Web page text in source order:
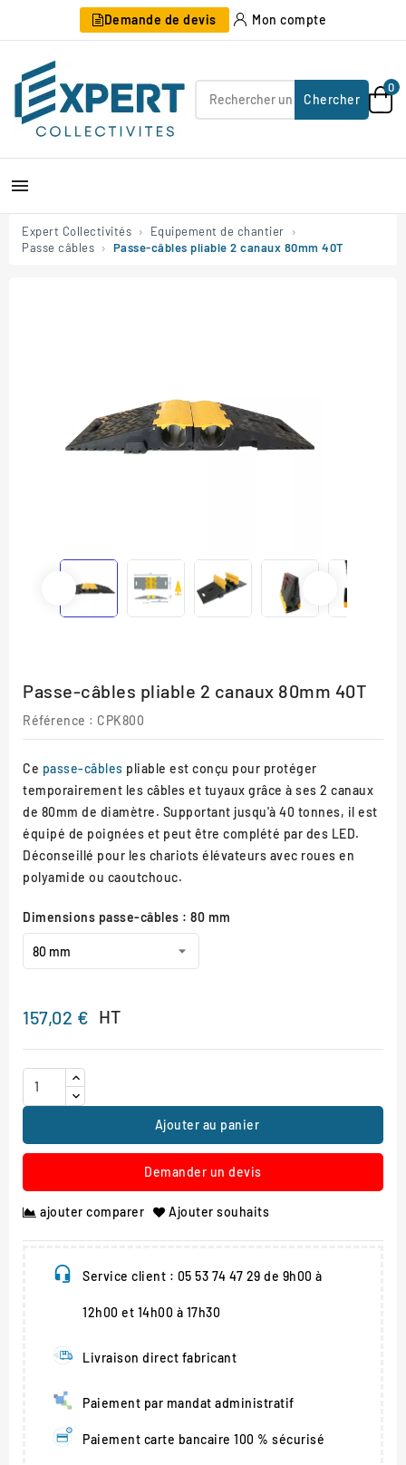
Demande de devis Mon compte
Chercher
0

Expert Collectivités
Equipement de chantier
Passe câbles
Passe-câbles pliable 2 canaux 80mm 40T
Passe-câbles pliable 2 canaux 80mm 40T
Référence : CPK800
Ce passe-câbles pliable est conçu pour protéger
temporairement les câbles et tuyaux grâce à ses 2 canaux
de 80mm de diamètre. Supportant jusqu'à 40 tonnes, il est
équipé de poignées et peut être complété par des LED.
Déconseillé pour les chariots élévateurs avec roues en
polyamide ou caoutchouc.
Dimensions passe-câbles : 80 mm
157,02 € HT
Ajouter au panier
Demander un devis
ajouter comparer Ajouter souhaits
Service client : 05 53 74 47 29 de 9h00 à
12h00 et 14h00 à 17h30
Livraison direct fabricant
Paiement par mandat administratif
Paiement carte bancaire 100 % sécurisé